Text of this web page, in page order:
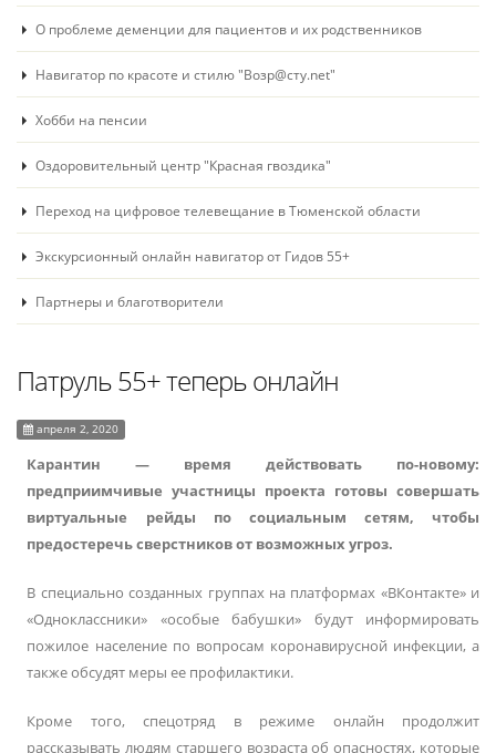
О проблеме деменции для пациентов и их родственников
Навигатор по красоте и стилю "Возр@сту.net"
Хобби на пенсии
Оздоровительный центр "Красная гвоздика"
Переход на цифровое телевещание в Тюменской области
Экскурсионный онлайн навигатор от Гидов 55+
Партнеры и благотворители
Патруль 55+ теперь онлайн
апреля 2, 2020
Карантин ― время действовать по-новому:
предприимчивые участницы проекта готовы совершать
виртуальные рейды по социальным сетям, чтобы
предостеречь сверстников от возможных угроз.
В специально созданных группах на платформах «ВКонтакте» и
«Одноклассники» «особые бабушки» будут информировать
пожилое население по вопросам коронавирусной инфекции, а
также обсудят меры ее профилактики.
Кроме того, спецотряд в режиме онлайн продолжит
рассказывать людям старшего возраста об опасностях, которые